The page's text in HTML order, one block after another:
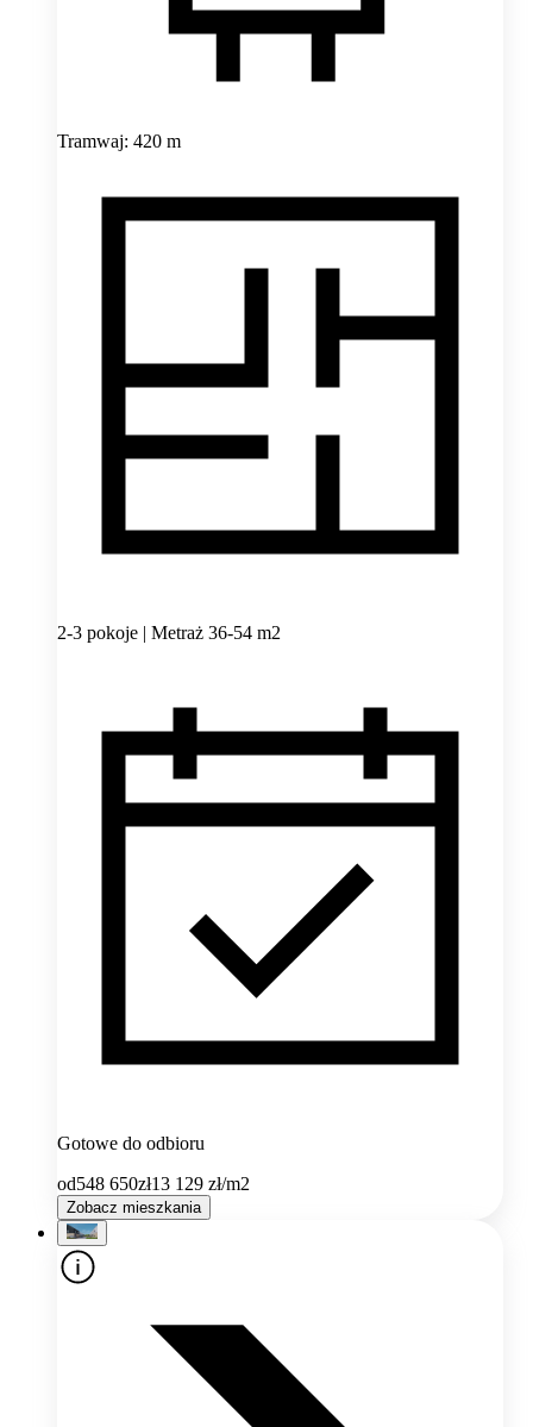
Tramwaj: 420 m
2-3 pokoje | Metraż 36-54 m2
Gotowe do odbioru
od548 650zł13 129 zł/m2
Zobacz mieszkania